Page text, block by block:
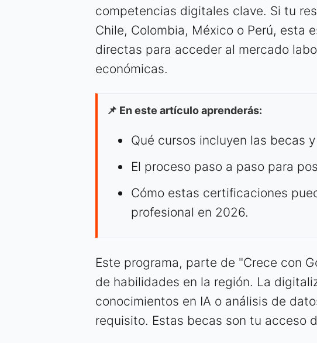
competencias digitales clave. Si tu
Chile, Colombia, México o Perú, esta
directas para acceder al mercado
económicas.
📌 En este artículo aprenderás:
Qué cursos incluyen las becas
El proceso paso a paso para
Cómo estas certificaciones
profesional en 2026.
Este programa, parte de "Crece con
de habilidades en la región. La
conocimientos en IA o análisis de
requisito. Estas becas son tu acceso